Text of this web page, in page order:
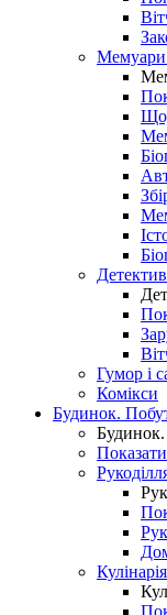
Мемуари.
Гумор і
Комікси
Будинок.
Показати
Кулінарія